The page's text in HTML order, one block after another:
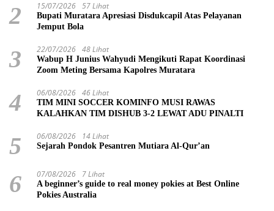
2 15/07/2026 57 Lihat
Bupati Muratara Apresiasi Disdukcapil Atas Pelayanan
Jemput Bola
3 22/07/2026 48 Lihat
Wabup H Junius Wahyudi Mengikuti Rapat Koordinasi
Zoom Meting Bersama Kapolres Muratara
4 06/08/2026 46 Lihat
TIM MINI SOCCER KOMINFO MUSI RAWAS
KALAHKAN TIM DISHUB 3-2 LEWAT ADU PINALTI
5 06/08/2026 14 Lihat
Sejarah Pondok Pesantren Mutiara Al-Qur’an
6 07/08/2026 7 Lihat
A beginner’s guide to real money pokies at Best Online
Pokies Australia